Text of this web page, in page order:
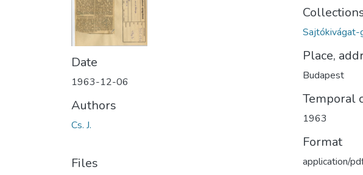
Date
1963-12-06
Authors
Cs. J.
Files
Place,
Budapest
Temporal
1963
Format
application/